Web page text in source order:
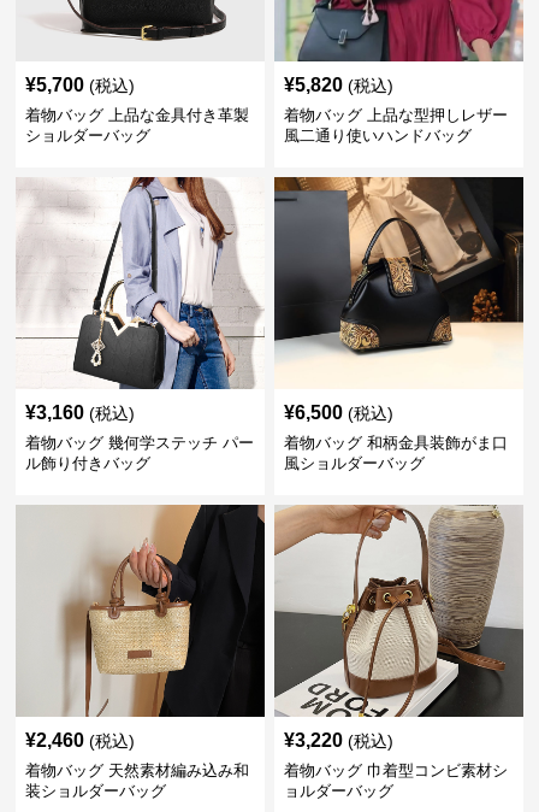
¥5,700 (税込)
着物バッグ 上品な金具付き革製
ショルダーバッグ
¥5,820 (税込)
着物バッグ 上品な型押しレザー
風二通り使いハンドバッグ
¥3,160 (税込)
着物バッグ 幾何学ステッチ パー
ル飾り付きバッグ
¥6,500 (税込)
着物バッグ 和柄金具装飾がま口
風ショルダーバッグ
¥2,460 (税込)
着物バッグ 天然素材編み込み和
装ショルダーバッグ
¥3,220 (税込)
着物バッグ 巾着型コンビ素材シ
ョルダーバッグ